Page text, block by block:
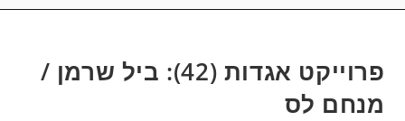
פרוייקט אגדות (42): ביל שרמן /
מנחם לס